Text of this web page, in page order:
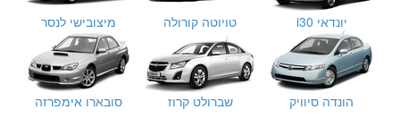
יונדאי i30 טויוטה קורולה מיצובישי לנסר
הונדה סיוויק שברולט קרוז סובארו אימפרזה